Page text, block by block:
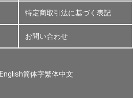
特定商取引法に基づく表記
お問い合わせ
English简体字繁体中文